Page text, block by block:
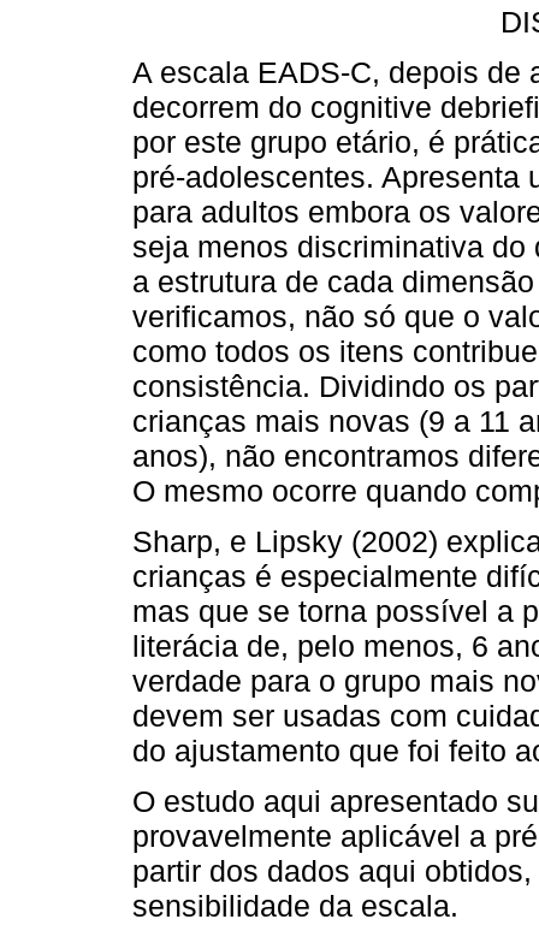
A escala EADS-C, depois de
decorrem do cognitive
por este grupo etário, é
pré-adolescentes. Apresenta
para adultos embora os
seja menos discriminativa
a estrutura de cada
verificamos, não só que o
como todos os itens
consistência. Dividindo os
crianças mais novas (9 a 11
anos), não encontramos
O mesmo ocorre quando
Sharp, e Lipsky (2002)
crianças é especialmente
mas que se torna possível a
literácia de, pelo menos, 6
verdade para o grupo mais
devem ser usadas com
do ajustamento que foi feito
O estudo aqui apresentado
provavelmente aplicável a
partir dos dados aqui
sensibilidade da escala.